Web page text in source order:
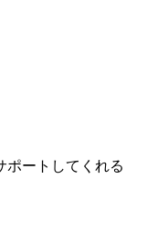
ポートしてくれる